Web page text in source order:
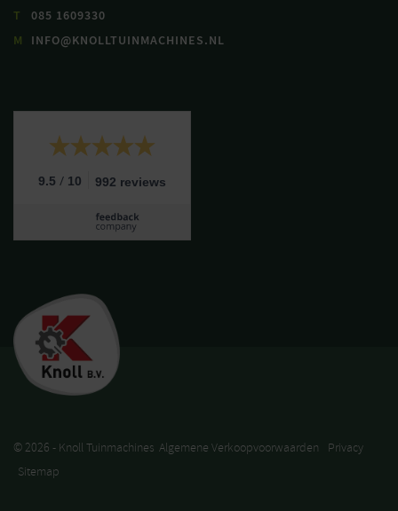
T
085 1609330
M
INFO@KNOLLTUINMACHINES.NL
9.5 / 10 992 reviews
© 2026 - Knoll Tuinmachines Algemene Verkoopvoorwaarden
Privacy
Sitemap